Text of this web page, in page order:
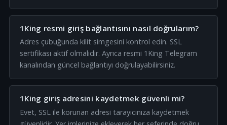
1King resmi giriş bağlantısını nasıl doğrularım?
Adres çubuğunda kilit simgesini kontrol edin. SSL
sertifikası aktif olmalıdır. Ayrıca resmi 1King Telegram
kanalından güncel bağlantıyı doğrulayabilirsiniz.
1King giriş adresini kaydetmek güvenli mi?
Evet, SSL ile korunan adresi tarayıcınıza kaydetmek